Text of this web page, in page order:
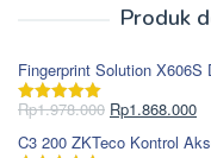
Produk
Fingerprint Solution
Dinilai5.00
Rp1.978.000 Harga
aslinya
Rp1.868.000
C3 200 ZKTeco Kontrol